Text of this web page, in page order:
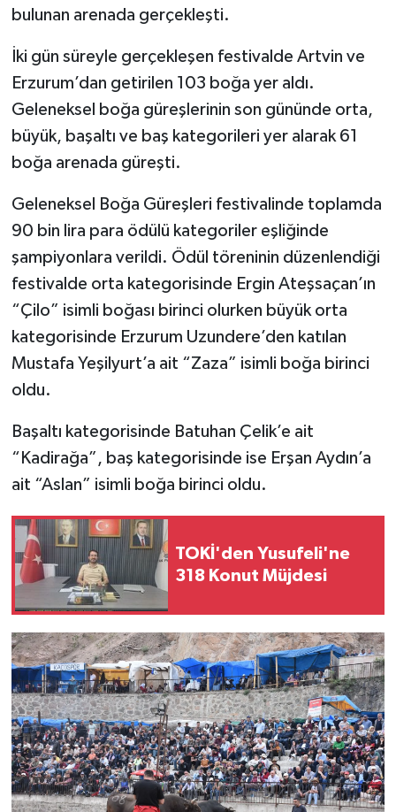
bulunan arenada gerçekleşti.
İki gün süreyle gerçekleşen festivalde Artvin ve
Erzurum’dan getirilen 103 boğa yer aldı.
Geleneksel boğa güreşlerinin son gününde orta,
büyük, başaltı ve baş kategorileri yer alarak 61
boğa arenada güreşti.
Geleneksel Boğa Güreşleri festivalinde toplamda
90 bin lira para ödülü kategoriler eşliğinde
şampiyonlara verildi. Ödül töreninin düzenlendiği
festivalde orta kategorisinde Ergin Ateşsaçan’ın
“Çilo” isimli boğası birinci olurken büyük orta
kategorisinde Erzurum Uzundere’den katılan
Mustafa Yeşilyurt’a ait “Zaza” isimli boğa birinci
oldu.
Başaltı kategorisinde Batuhan Çelik’e ait
“Kadirağa”, baş kategorisinde ise Erşan Aydın’a
ait “Aslan” isimli boğa birinci oldu.
TOKİ'den Yusufeli'ne
318 Konut Müjdesi